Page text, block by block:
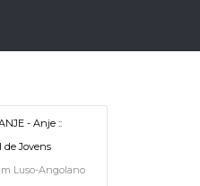
- Anje ::
de Jovens
Luso-Angolano